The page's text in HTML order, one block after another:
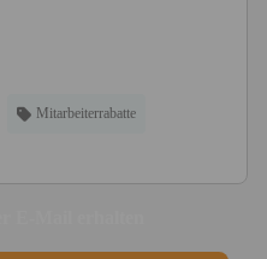
Mitarbeiterrabatte